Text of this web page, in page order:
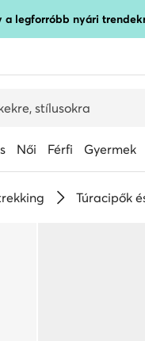
a legforróbb nyári
Női Férfi Gyermek
Túracipők